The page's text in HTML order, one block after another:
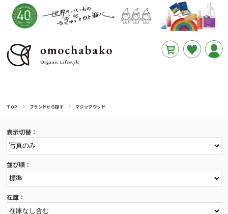
TOP ブランドから探す マジックウッド
表示切替：
並び順：
在庫：